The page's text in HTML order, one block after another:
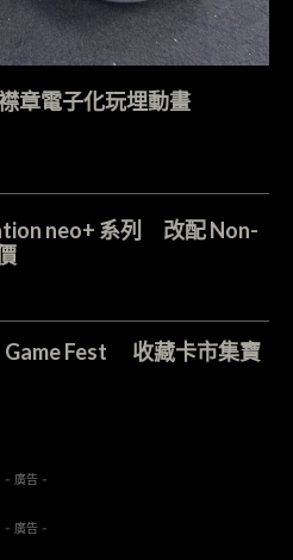
章電子化玩埋動畫
neo+ 系列 改配 Non-
Game Fest 收藏卡市集寶
- 廣告 -
- 廣告 -